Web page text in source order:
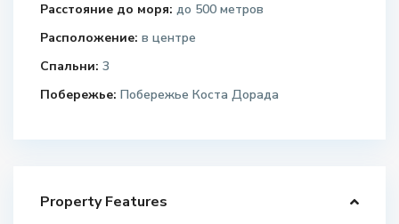
Расстояние до моря: до 500 метров
Расположение: в центре
Спальни: 3
Побережье: Побережье Коста Дорада
Property Features